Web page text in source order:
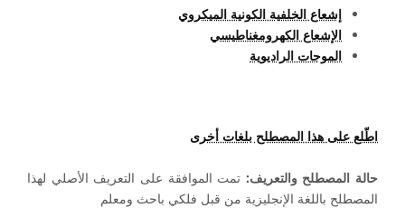
إشعاع الخلفية الكونية الميكروي
الإشعاع الكهرومغناطيسي
الموجات الراديوية
اطّلع على هذا المصطلح بلغات أخرى
حالة المصطلح والتعريف: تمت الموافقة على التعريف الأصلي لهذا
المصطلح باللغة الإنجليزية من قبل فلكي باحث ومعلم